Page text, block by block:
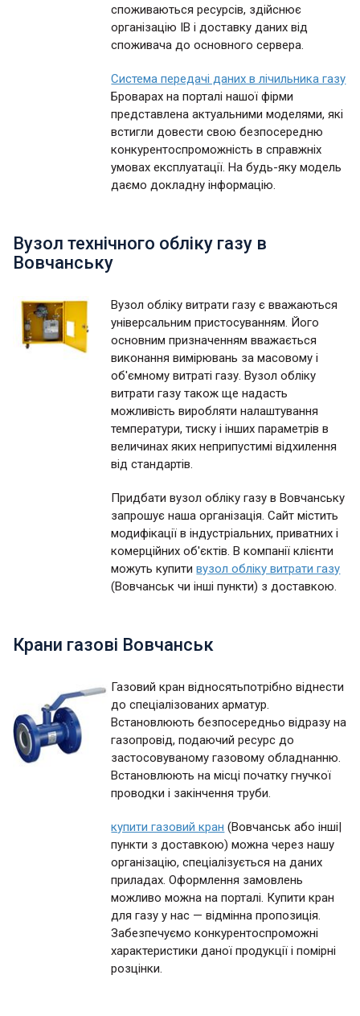
споживаються ресурсів, здійснює
організацію ІВ і доставку даних від
споживача до основного сервера.
Система передачі даних в лічильника газу
Броварах на порталі нашої фірми
представлена актуальними моделями, які
встигли довести свою безпосередню
конкурентоспроможність в справжніх
умовах експлуатації. На будь-яку модель
даємо докладну інформацію.
Вузол технічного обліку газу в
Вовчанську
Вузол обліку витрати газу є вважаються
універсальним пристосуванням. Його
основним призначенням вважається
виконання вимірювань за масовому і
об'ємному витраті газу. Вузол обліку
витрати газу також ще надасть
можливість виробляти налаштування
температури, тиску і інших параметрів в
величинах яких неприпустимі відхилення
від стандартів.
Придбати вузол обліку газу в Вовчанську
запрошує наша організація. Сайт містить
модифікації в індустріальних, приватних і
комерційних об'єктів. В компанії клієнти
можуть купитивузол обліку витрати газу
(Вовчанськ чи інші пункти) з доставкою.
Крани газові Вовчанськ
Газовий кран відносятьпотрібно віднести
до спеціалізованих арматур.
Встановлюють безпосередньо відразу на
газопровід, подаючий ресурс до
застосовуваному газовому обладнанню.
Встановлюють на місці початку гнучкої
проводки і закінчення труби.
купити газовий кран (Вовчанськ або інші|
пункти з доставкою) можна через нашу
організацію, спеціалізується на даних
приладах. Оформлення замовлень
можливо можна на порталі. Купити кран
для газу у нас — відмінна пропозиція.
Забезпечуємо конкурентоспроможні
характеристики даної продукції і помірні
розцінки.